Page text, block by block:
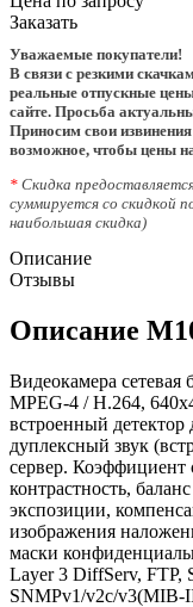
Заказать
Уважаемые покупатели!
В связи с резкими
реальные отпускные
сайте. Просьба
Приносим свои
возможное, чтобы цены
* Скидка
суммируется со скидкой
наибольшая скидка)
Описание
Отзывы
Описание
Видеокамера
MPEG-4 / H.264,
встроенный
дуплексный звук
сервер. Коэффициент
контрастность,
экспозиции,
изображения
маски
Layer 3 DiffServ, FTP,
SNMPv1/v2c/v3(MIB-